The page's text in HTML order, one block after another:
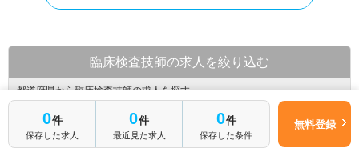
0件
保存した求人
0件
最近見た求人
0件
保存した条件
無料登録
臨床検査技師の求人を絞り込む
都道府県から臨床検査技師の求人を探す
北海道 青森県
宮城県
秋田県
山形県